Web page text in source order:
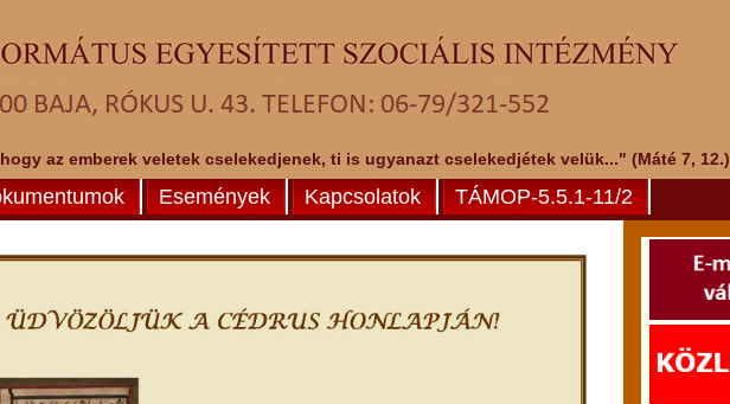
az emberek veletek cselekedjenek, ti is ugyanazt cselekedjétek velük..." (Máté 7, 12.)
Események Kapcsolatok TÁMOP-5.5.1-11/2